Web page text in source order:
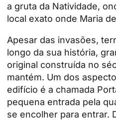
a gruta da Natividade,
local exato onde Maria
Apesar das invasões,
longo da sua história,
original construída no
mantém. Um dos
edifício é a chamada
pequena entrada pela
se encolher para entrar.